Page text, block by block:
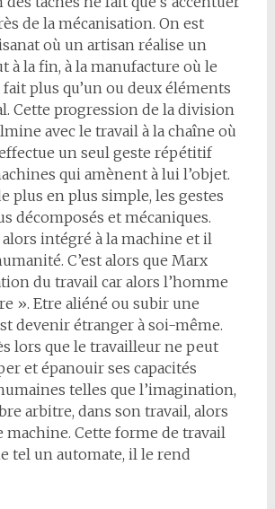
de la mécanisation. On est
où un artisan réalise un
à la fin, à la manufacture où le
plus qu’un ou deux éléments
Cette progression de la division
avec le travail à la chaîne où
un seul geste répétitif
qui amènent à lui l’objet.
plus en plus simple, les gestes
décomposés et mécaniques.
alors intégré à la machine et il
C’est alors que Marx
du travail car alors l’homme
». Etre aliéné ou subir une
devenir étranger à soi-même.
lors que le travailleur ne peut
et épanouir ses capacités
telles que l’imagination,
arbitre, dans son travail, alors
machine. Cette forme de travail
tel un automate, il le rend